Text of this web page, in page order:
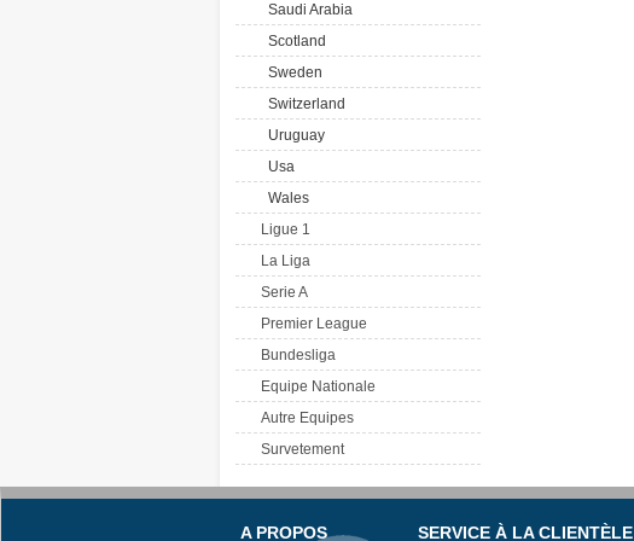
Saudi Arabia
Scotland
Sweden
Switzerland
Uruguay
Usa
Wales
Ligue 1
La Liga
Serie A
Premier League
Bundesliga
Equipe Nationale
Autre Equipes
Survetement
A PROPOS SERVICE À LA CLIENTÈLE